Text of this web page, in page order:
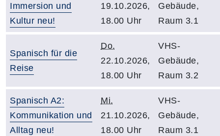
Immersion und
Kultur neu!
19.10.2026,
18.00 Uhr
Gebäude,
Raum 3.1
Spanisch für die
Reise
Do.
22.10.2026,
18.00 Uhr
VHS-
Gebäude,
Raum 3.2
Spanisch A2:
Kommunikation und
Alltag neu!
Mi.
21.10.2026,
18.00 Uhr
VHS-
Gebäude,
Raum 3.1